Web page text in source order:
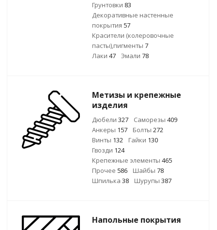
Грунтовки 83
Декоративные настенные
покрытия 57
Красители (колеровочные
пасты),пигменты 7
Лаки 47 Эмали 78
Метизы и крепежные
изделия
Дюбели 327 Саморезы 409
Анкеры 157 Болты 272
Винты 132 Гайки 130
Гвозди 124
Крепежные элементы 465
Прочее 586 Шайбы 78
Шпилька 38 Шурупы 387
Напольные покрытия